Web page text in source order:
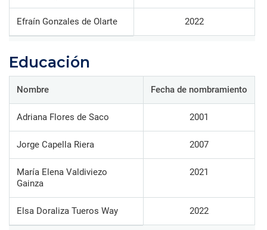
Efraín Gonzales de Olarte 2022
Educación
Nombre Fecha de nombramiento
Adriana Flores de Saco 2001
Jorge Capella Riera 2007
María Elena Valdiviezo
Gainza
2021
Elsa Doraliza Tueros Way 2022